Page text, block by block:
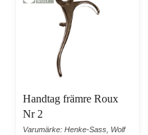
Handtag främre Roux
Nr 2
Varumärke: Henke-Sass, Wolf